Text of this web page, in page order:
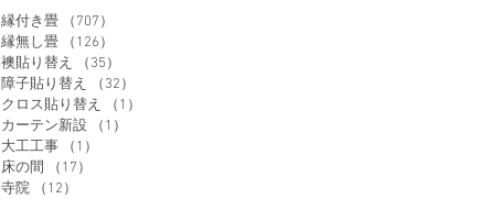
縁付き畳 （707）
縁無し畳
（126）
襖貼り替え
（35）
障子貼り替え
（32）
クロス貼り替え
（1）
カーテン新設
（1）
大工工事
（1）
床の間
（17）
寺院
（12）